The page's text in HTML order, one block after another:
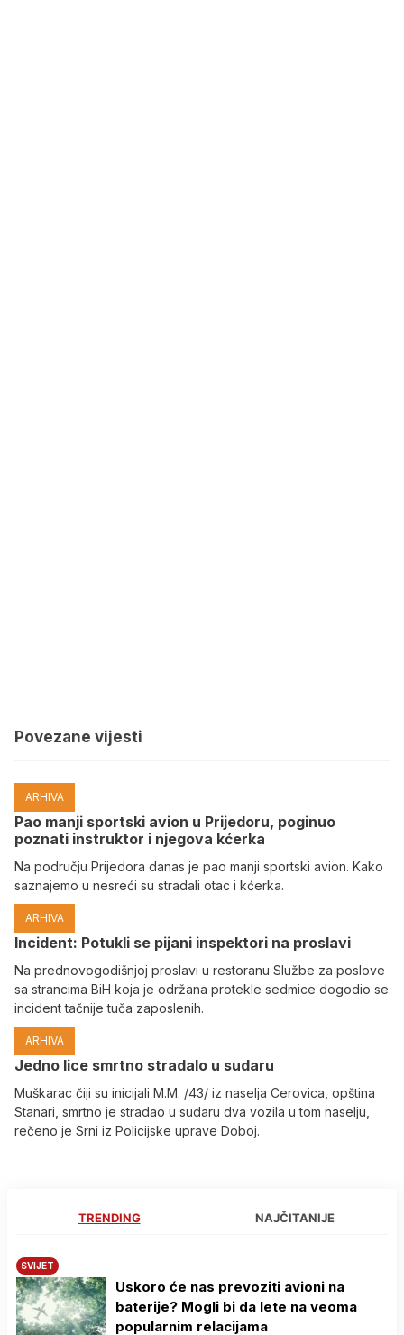
Povezane vijesti
ARHIVA
Pao manji sportski avion u Prijedoru, poginuo
poznati instruktor i njegova kćerka
Na području Prijedora danas je pao manji sportski avion. Kako
saznajemo u nesreći su stradali otac i kćerka.
ARHIVA
Incident: Potukli se pijani inspektori na proslavi
Na prednovogodišnjoj proslavi u restoranu Službe za poslove
sa strancima BiH koja je održana protekle sedmice dogodio se
incident tačnije tuča zaposlenih.
ARHIVA
Јedno lice smrtno stradalo u sudaru
Muškarac čiji su inicijali M.M. /43/ iz naselja Cerovica, opština
Stanari, smrtno je stradao u sudaru dva vozila u tom naselju,
rečeno je Srni iz Policijske uprave Doboj.
TRENDING NAJČITANIJE
SVIJET
Uskoro će nas prevoziti avioni na
baterije? Mogli bi da lete na veoma
popularnim relacijama